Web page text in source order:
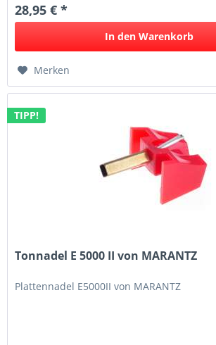
28,95 € *
In den Warenkorb
Merken
TIPP!
Tonnadel E 5000 II von MARANTZ
Plattennadel E5000II von MARANTZ